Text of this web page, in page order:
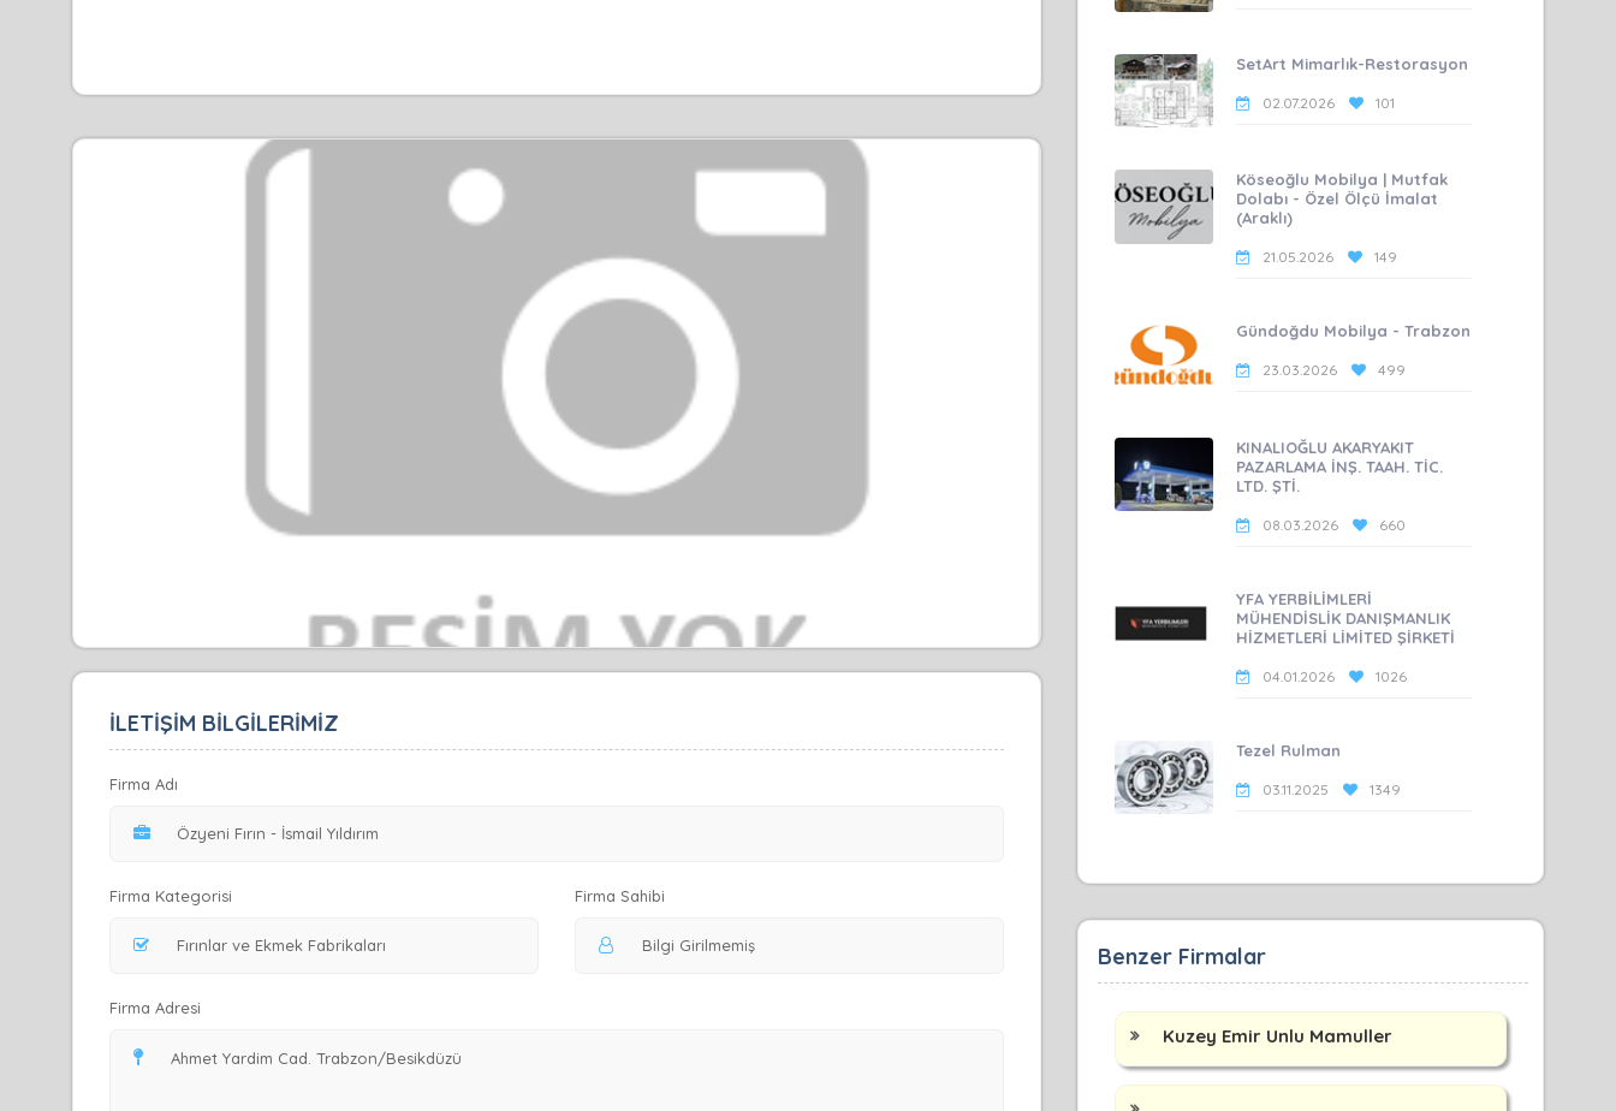
İLETİŞİM BİLGİLERİMİZ
Firma Adı
Firma Kategorisi Firma Sahibi
Firma Adresi
SetArt Mimarlık-Restorasyon
02.07.2026 101
Köseoğlu Mobilya | Mutfak
Dolabı - Özel Ölçü İmalat
(Araklı)
21.05.2026 149
Gündoğdu Mobilya - Trabzon
23.03.2026 499
KINALIOĞLU AKARYAKIT
PAZARLAMA İNŞ. TAAH. TİC.
LTD. ŞTİ.
08.03.2026 660
YFA YERBİLİMLERİ
MÜHENDİSLİK DANIŞMANLIK
HİZMETLERİ LİMİTED ŞİRKETİ
04.01.2026 1026
Tezel Rulman
03.11.2025 1349
Benzer Firmalar
Kuzey Emir Unlu Mamuller